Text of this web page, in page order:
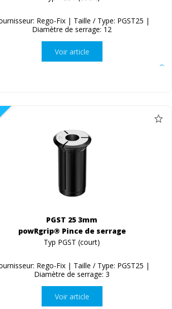
Rego-Fix | Taille / Type: PGST25 |
Diamètre de serrage: 12
Voir article
PGST 25 3mm
powRgrip® Pince de serrage
Typ PGST (court)
Rego-Fix | Taille / Type: PGST25 |
Diamètre de serrage: 3
Voir article